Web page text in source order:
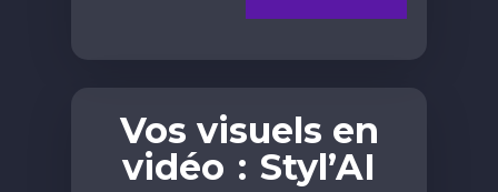
Vos visuels en
vidéo : Styl’AI